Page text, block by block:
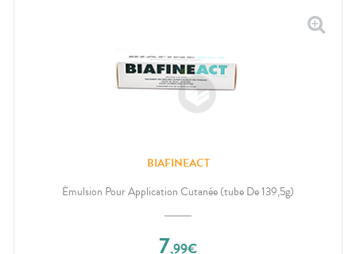
BIAFINEACT
Émulsion Pour Application Cutanée (tube De 139,5g)
7,99€